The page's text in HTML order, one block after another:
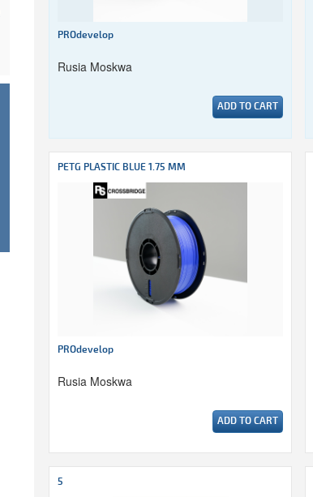
PROdevelop
Rusia Moskwa
ADD TO CART
PETG PLASTIC BLUE 1.75 MM
PROdevelop
Rusia Moskwa
ADD TO CART
5